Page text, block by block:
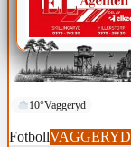
10°Vaggeryd
FotbollVAGGERYD